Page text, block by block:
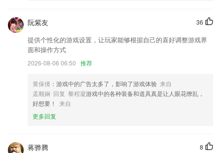
36
阮紫友
提供个性化的游戏设置，让玩家能够根据自己的喜好调整游戏界
面和操作方式
2026-08-06 06:50 推荐
黄保倩 ：游戏中的广告太多了，影响了游戏体验 来自
孟顺娴 回复 黎程凝游戏中的各种装备和道具真是让人眼花缭乱，
好想要！
来自
更多回复
8
蒋骅腾